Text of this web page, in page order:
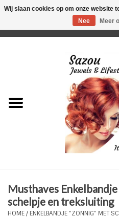
Just for Him
Plus Size Sieraden
Musthaves
schelpje en treksluiting
HOME/ ENKELBANDJE "ZONNIG" MET
Wij slaan cookies op om onze website
Nee
Meer